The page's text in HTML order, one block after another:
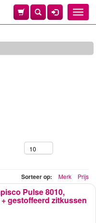
Toggle
10
Sorteer op: Merk Prijs
Pulse 8010,
gestoffeerd zitkussen